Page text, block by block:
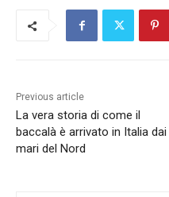
Previous article
La vera storia di come il
baccalà è arrivato in Italia dai
mari del Nord